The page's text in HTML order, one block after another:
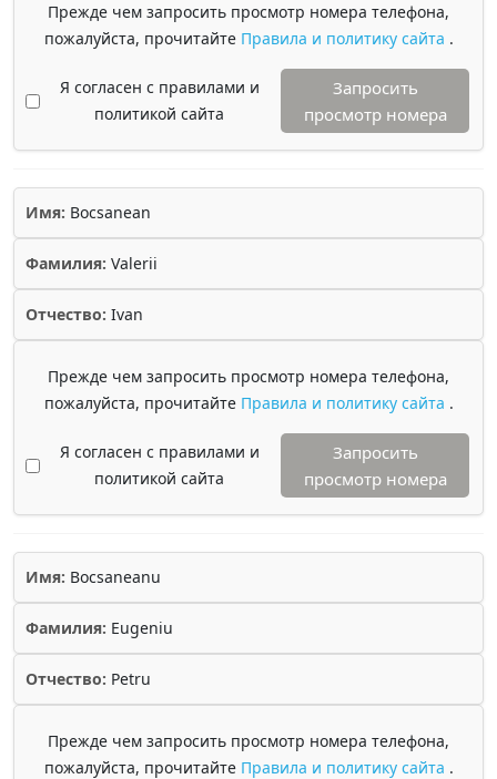
Прежде чем запросить просмотр номера телефона,
пожалуйста, прочитайте Правила и политику сайта .
Я согласен с правилами и
политикой сайта
Запросить
просмотр номера
Имя: Bocsanean
Фамилия: Valerii
Отчество: Ivan
Прежде чем запросить просмотр номера телефона,
пожалуйста, прочитайте Правила и политику сайта .
Я согласен с правилами и
политикой сайта
Запросить
просмотр номера
Имя: Bocsaneanu
Фамилия: Eugeniu
Отчество: Petru
Прежде чем запросить просмотр номера телефона,
пожалуйста, прочитайте Правила и политику сайта .